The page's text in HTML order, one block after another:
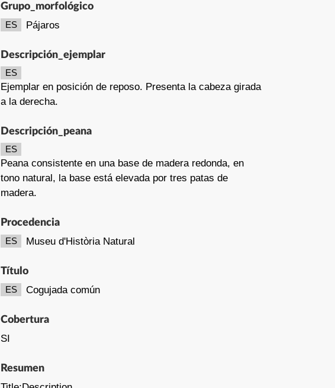
Grupo_morfológico
ES Pájaros
Descripción_ejemplar
ES
Ejemplar en posición de reposo. Presenta la cabeza girada
a la derecha.
Descripción_peana
ES
Peana consistente en una base de madera redonda, en
tono natural, la base está elevada por tres patas de
madera.
Procedencia
ES Museu d'Història Natural
Título
ES Cogujada común
Cobertura
SI
Resumen